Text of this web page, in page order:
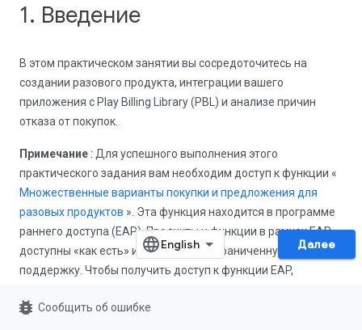
1. Введение
В этом практическом занятии вы сосредоточитесь на
создании разового продукта, интеграции вашего
приложения с Play Billing Library (PBL) и анализе причин
отказа от покупок.
Примечание : Для успешного выполнения этого
практического задания вам необходим доступ к функции «
Множественные варианты покупки и предложения для
разовых продуктов ». Эта функция находится в программе
раннего доступа (EAP). Продукты и функции в рамках EAP
доступны «как есть» и могут иметь ограниченную
поддержку. Чтобы получить доступ к функции EAP,
программе EAP для разовых продуктов
Далее
bug_report Сообщить об ошибке